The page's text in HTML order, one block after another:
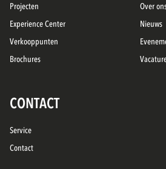
Projecten
Experience Center
Verkooppunten
Brochures
Over
Nieuws
CONTACT
Service
Contact